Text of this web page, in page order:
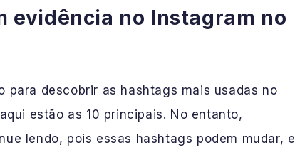
evidência no Instagram no
para descobrir as hashtags mais usadas no
estão as 10 principais. No entanto,
lendo, pois essas hashtags podem mudar, e